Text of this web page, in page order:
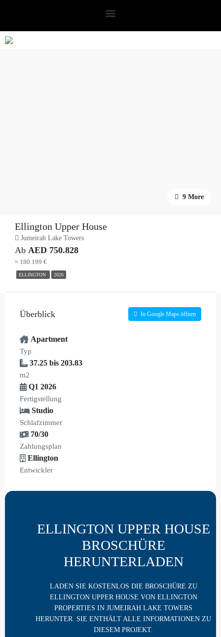
9 More
Ellington Upper House
Jumeirah Lake Towers
Ab AED 750.828
≈ 180.199 €
ELLINGTON 2026
Überblick In Google Maps öffnen
Apartment
Typ
37.25 bis 203.83
m2
Q1 2026
Fertigstellung
Studio
Schlafzimmer
70/30
Zahlungsplan
Ellington
Entwickler
ELLINGTON UPPER HOUSE
BROSCHÜRE
HERUNTERLADEN
LADEN SIE KOSTENLOS DIE BROSCHÜRE ZU
ELLINGTON UPPER HOUSE VON ELLINGTON
PROPERTIES IN JUMEIRAH LAKE TOWERS
HERUNTER. SIE ENTHÄLT ALLE INFORMATIONEN ZU
DIESEM PROJEKT.